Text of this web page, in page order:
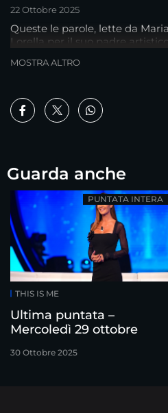
22 Ottobre 2025
Queste le parole, lette da
Lorella per il suo padre artistico.
MOSTRA ALTRO
Guarda anche
THIS IS ME
Ultima puntata –
Mercoledì 29 ottobre
30 Ottobre 2025
PUNTATA INTERA